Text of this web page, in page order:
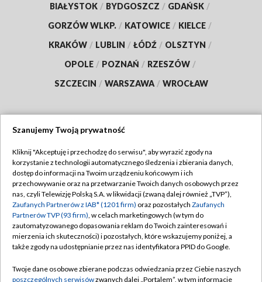
BIAŁYSTOK / BYDGOSZCZ / GDAŃSK /
GORZÓW WLKP. / KATOWICE / KIELCE /
KRAKÓW / LUBLIN / ŁÓDŹ / OLSZTYN /
OPOLE / POZNAŃ / RZESZÓW /
SZCZECIN / WARSZAWA / WROCŁAW
TVP
Abonament TVP
Emisja w TVP
Centrum informacji TVP
Naziemna Telewizja Cyfrowa
Rada Programowa
Regulamin TVP
Polityka prywatności
Moje zgody
Pomoc
Szanujemy Twoją prywatność
Kliknij "Akceptuję i przechodzę do serwisu", aby wyrazić zgody na
korzystanie z technologii automatycznego śledzenia i zbierania danych,
dostęp do informacji na Twoim urządzeniu końcowym i ich
przechowywanie oraz na przetwarzanie Twoich danych osobowych przez
nas, czyli Telewizję Polską S.A. w likwidacji (zwaną dalej również „TVP”),
Zaufanych Partnerów z IAB* (1201 firm) oraz pozostałych Zaufanych
Partnerów TVP (93 firm), w celach marketingowych (w tym do
zautomatyzowanego dopasowania reklam do Twoich zainteresowań i
mierzenia ich skuteczności) i pozostałych, które wskazujemy poniżej, a
także zgody na udostępnianie przez nas identyfikatora PPID do Google.
Twoje dane osobowe zbierane podczas odwiedzania przez Ciebie naszych
poszczególnych serwisówzwanych dalej „Portalem”, w tym informacje